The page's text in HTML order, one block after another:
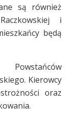
są również
i
będą
Kierowcy
oraz